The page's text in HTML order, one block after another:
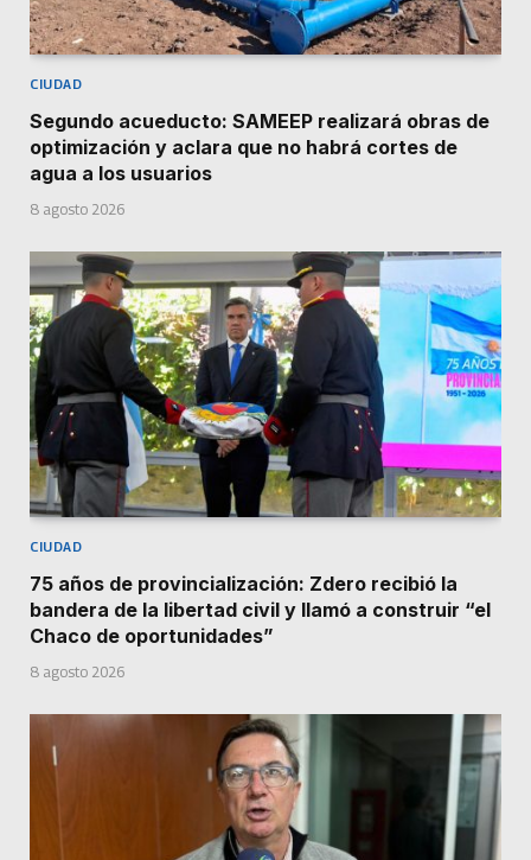
CIUDAD
Segundo acueducto: SAMEEP realizará obras de
optimización y aclara que no habrá cortes de
agua a los usuarios
8 agosto 2026
CIUDAD
75 años de provincialización: Zdero recibió la
bandera de la libertad civil y llamó a construir “el
Chaco de oportunidades”
8 agosto 2026